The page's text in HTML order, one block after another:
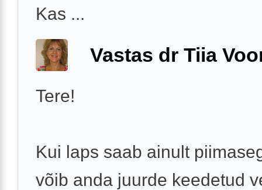
Kas ...
Vastas dr Tiia
Tere!
Kui laps saab ainult
võib anda juurde keedetud